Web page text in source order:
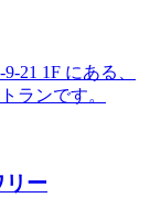
21 1F にある、
ランです。
ー